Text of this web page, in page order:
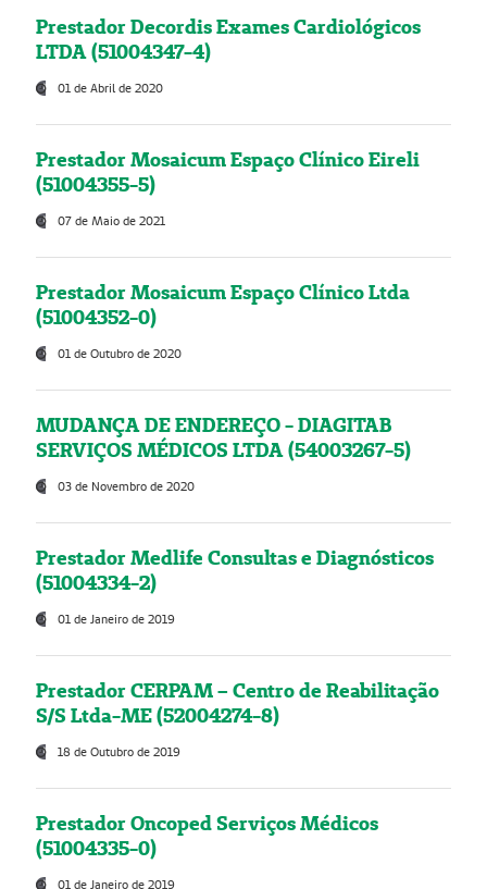
Prestador Decordis Exames Cardiológicos
LTDA (51004347-4)
01 de Abril de 2020
Prestador Mosaicum Espaço Clínico Eireli
(51004355-5)
07 de Maio de 2021
Prestador Mosaicum Espaço Clínico Ltda
(51004352-0)
01 de Outubro de 2020
MUDANÇA DE ENDEREÇO - DIAGITAB
SERVIÇOS MÉDICOS LTDA (54003267-5)
03 de Novembro de 2020
Prestador Medlife Consultas e Diagnósticos
(51004334-2)
01 de Janeiro de 2019
Prestador CERPAM – Centro de Reabilitação
S/S Ltda-ME (52004274-8)
18 de Outubro de 2019
Prestador Oncoped Serviços Médicos
(51004335-0)
01 de Janeiro de 2019